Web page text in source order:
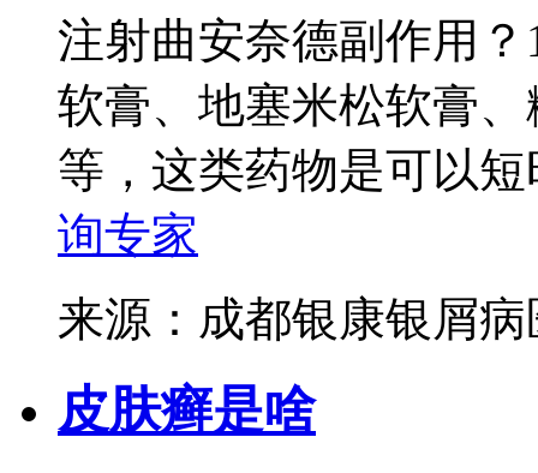
注射曲安奈德副作用
软膏、地塞米松软膏
等，这类药物是可以
询专家
来源：成都银康银屑
皮肤癣是啥